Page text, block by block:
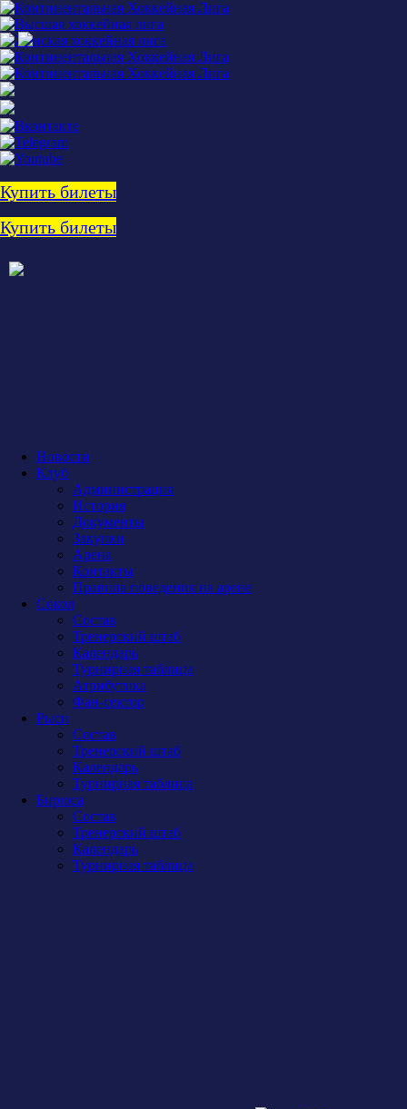
Купить билеты
Купить билеты
Новости
Клуб
Администрация
История
Документы
Закупки
Арена
Контакты
Правила поведения на арене
Сокол
Состав
Тренерский штаб
Календарь
Турнирная таблица
Атрибутика
Фан-сектор
Рыси
Состав
Тренерский штаб
Календарь
Турнирная таблица
Бирюса
Состав
Тренерский штаб
Календарь
Турнирная таблица